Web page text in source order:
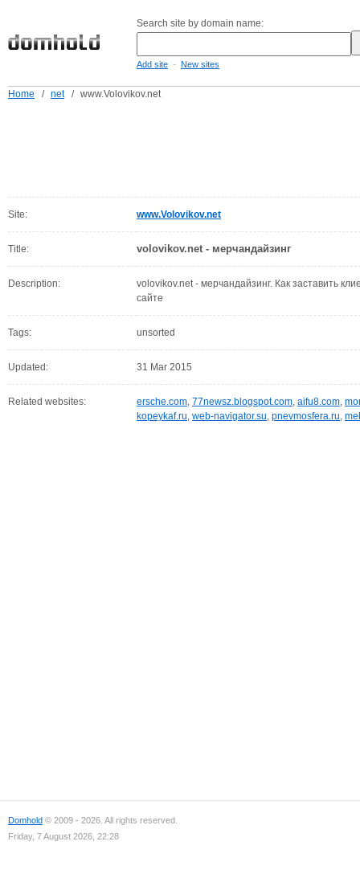
Search site by domain name:
Add site - New sites
Home / net / www.Volovikov.net
Site: www.Volovikov.net
Title: volovikov.net - мерчандайзинг
Description:
volovikov.net - мерчандайзинг. Как заставить
сайте
Tags: unsorted
Updated: 31 Mar 2015
Related websites: ersche.com, 77newsz.blogspot.com, aifu8.com,
kopeykaf.ru, web-navigator.su, pnevmosfera.ru,
Domhold © 2009 - 2026. All rights reserved.
Friday, 7 August 2026, 22:28